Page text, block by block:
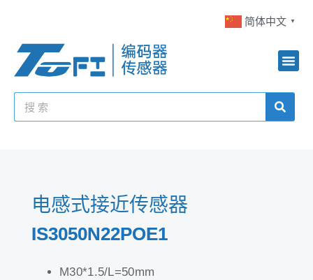
简体中文 ▼
电感式接近传感器
IS3050N22POE1
M30*1.5/L=50mm